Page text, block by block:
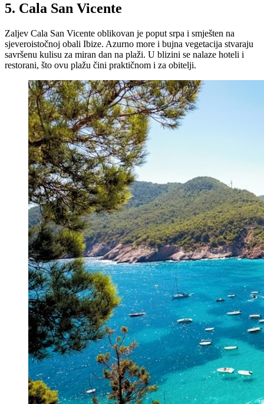
5. Cala San Vicente
Zaljev Cala San Vicente oblikovan je poput srpa i smješten na
sjeveroistočnoj obali Ibize. Azurno more i bujna vegetacija stvaraju
savršenu kulisu za miran dan na plaži. U blizini se nalaze hoteli i
restorani, što ovu plažu čini praktičnom i za obitelji.